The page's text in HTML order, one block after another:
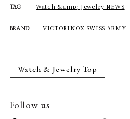
TAG Watch &amp; Jewelry NEWS
BRAND VICTORINOX SWISS ARMY
Watch & Jewelry Top
Follow us